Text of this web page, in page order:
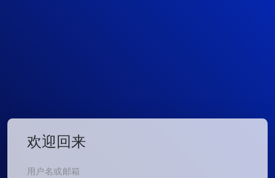
欢迎回来